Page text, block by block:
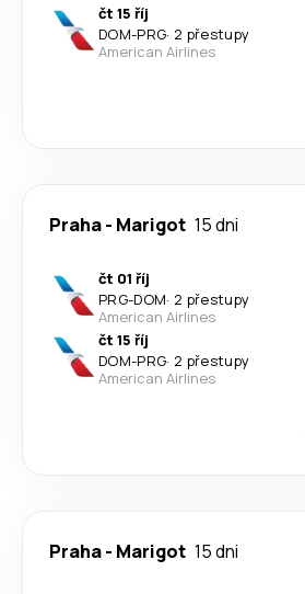
čt 15 říj
DOM-PRG· 2 přestupy
American Airlines
Praha- Marigot 15 dni
čt 01 říj
PRG-DOM· 2 přestupy
American Airlines
čt 15 říj
DOM-PRG· 2 přestupy
American Airlines
Praha- Marigot 15 dni